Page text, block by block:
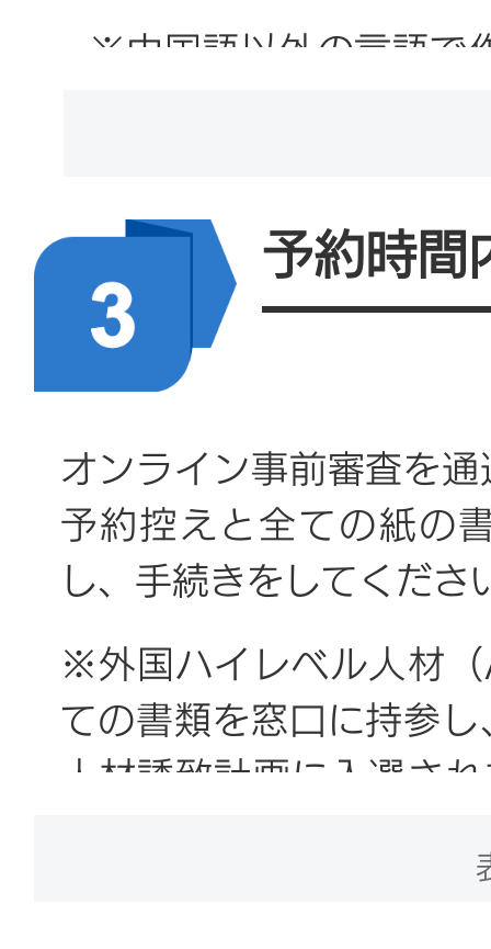
くは代表、および海外
3. 申請者のパスポート
ジ目（顔写真のページ
1部（電子ファイル/紙）
4. 「外国人就労許可証
ド）
※有効期限内の「外国
有している場合は、そ
5. その他の書類
※中国語以外の言語で
旅行証を除く）。翻
相違がある場合、受理
提出を求めることがあ
予約時間
オンライン事前審査を
予約控えと全ての紙の
し、手続きをしてくださ
※外国ハイレベル人材
ての書類を窓口に持参
人材誘致計画に入選さ